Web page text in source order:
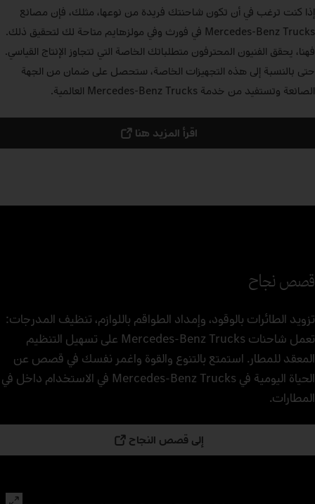
إذا كنت ترغب في أن تكون شاحنتك فريدة من نوعها، مثلك، فإن مصانع
Mercedes‑Benz Trucks في فورث وفي مولزهايم متاحة لك لتحقيق ذلك.
فهنا، يحقق الفنيون المحترفون متطلباتك الخاصة التي تتجاوز الإنتاج القياسي.
حتى بالنسبة إلى هذه التجهيزات الخاصة، ستحصل على ضمان من الجهة
الصانعة وتستفيد من خدمة Mercedes‑Benz Trucks العالمية.
اقرأ المزيد هنا
قصص نجاح
تزويد الطائرات بالوقود، وإمداد الطواقم باللوازم، تنظيف المدرجات:
تعمل شاحنات Mercedes‑Benz Trucks على تسهيل التنظيم
المعقد للمطار. استمتع بالتنوع والقوة واغمر نفسك في قصص عن
الحياة اليومية في Mercedes‑Benz Trucks في الاستخدام داخل في
المطارات.
إلى قصص النجاح